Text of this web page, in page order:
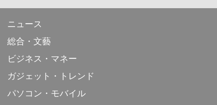
ニュース
総合・文藝
ビジネス・マネー
ガジェット・トレンド
パソコン・モバイル